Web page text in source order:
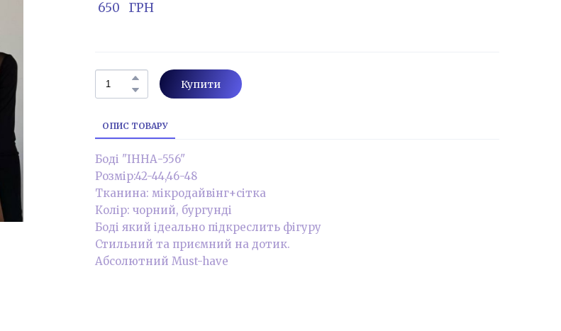
650   ГРН
Купити
ОПИС ТОВАРУ
Боді "ІННА-556"
Розмір:42-44,46-48
Тканина: мікродайвінг+сітка
Колір: чорний, бургунді
Боді який ідеально підкреслить фігуру
Стильний та приємний на дотик.
Абсолютний Must-have